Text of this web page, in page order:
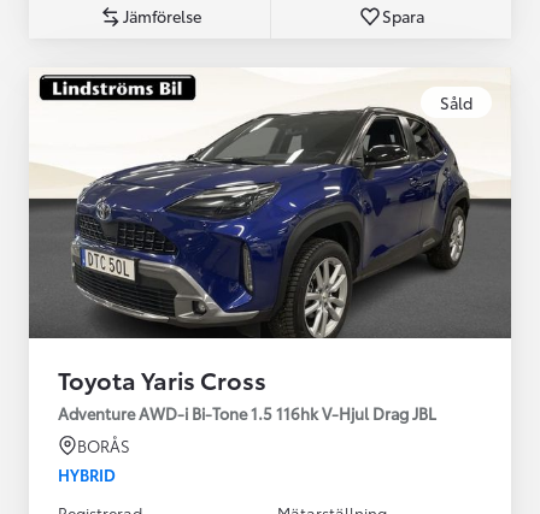
Jämförelse Spara
Såld
Toyota Yaris Cross
Adventure AWD-i Bi-Tone 1.5 116hk V-Hjul Drag JBL
BORÅS
HYBRID